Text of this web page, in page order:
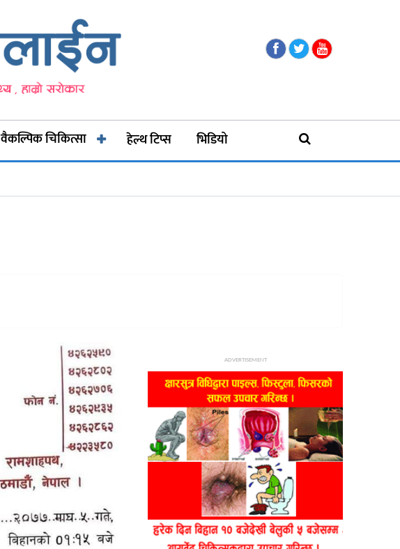
वैकल्पिक चिकित्सा हेल्थ टिप्स
भिडियो
ADVERTISEMENT